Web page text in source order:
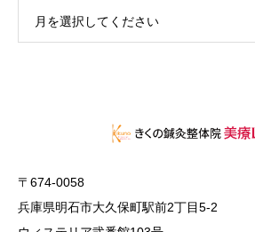
月を選択してください
〒674-0058
兵庫県明石市大久保町駅前2丁目5-2